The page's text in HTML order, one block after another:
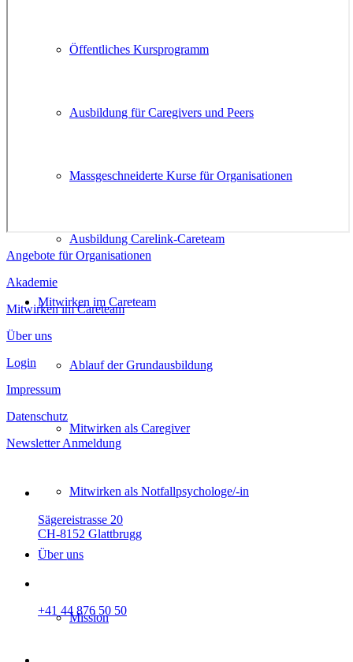
Öffentliches Kursprogramm
Ausbildung für Caregivers und Peers
Massgeschneiderte Kurse für Organisationen
Ausbildung Carelink-Careteam
Mitwirken im Careteam
Ablauf der Grundausbildung
Mitwirken als Caregiver
Mitwirken als Not­fallpsychologe/-in
Über uns
Mission
Angebote für Organisationen
Akademie
Mitwirken im Careteam
Über uns
Login
Impressum
Datenschutz
Newsletter Anmeldung
Sägereistrasse 20
CH-8152 Glattbrugg
+41 44 876 50 50